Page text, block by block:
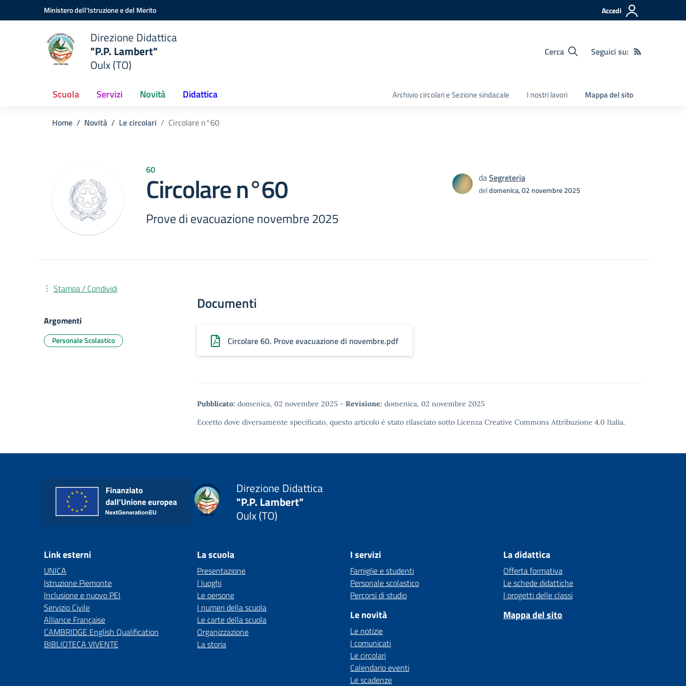
Vai ai contenuti
Vai al menu di navigazioneMinistero dell'Istruzione e del Merito Accedi
Direzione Didattica
"P.P. Lambert"
Oulx (TO)
Cerca Seguici su:
Scuola Servizi Novità Didattica Archivio circolari e Sezione sindacale I nostri lavori Mappa del sito
Home Novità Le circolari Circolare n°60
60
Circolare n°60
Prove di evacuazione novembre 2025
daSegreteria
deldomenica, 02 novembre 2025
Documenti
Circolare 60. Prove evacuazione di novembre.pdf
Pubblicato: domenica, 02 novembre 2025 - Revisione: domenica, 02 novembre 2025
Eccetto dove diversamente specificato, questo articolo è stato rilasciato sotto Licenza Creative Commons Attribuzione 4.0 Italia.
Stampa / Condividi
Argomenti
Personale Scolastico
Direzione Didattica
"P.P. Lambert"
Oulx (TO)
Link esterni
UNICA
Istruzione Piemonte
Inclusione e nuovo PEI
Servizio Civile
Alliance Française
CAMBRIDGE English Qualification
BIBLIOTECA VIVENTE
La scuola
Presentazione
I luoghi
Le persone
I numeri della scuola
Le carte della scuola
Organizzazione
La storia
I servizi
Famiglie e studenti
Personale scolastico
Percorsi di studio
Le novità
Le notizie
I comunicati
Le circolari
Calendario eventi
Le scadenze
La didattica
Offerta formativa
Le schede didattiche
I progetti delle classi
Mappa del sito